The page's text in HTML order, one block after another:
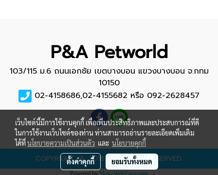
P&A Petworld
103/115 ม.6 ถนนเอกชัย เขตบางบอน แขวงบางบอน จ.กทม
10150
02-4158686,02-4155682 หรือ 092-2628457
COPYRIGHT @ 2018 ALL RIGHTS RESERVED.
Powered by MakeWebEasy.com
เว็บไซต์นี้มีการใช้งานคุกกี้ เพื่อเพิ่มประสิทธิภาพและประสบการณ์ที่ดี
ในการใช้งานเว็บไซต์ของท่าน ท่านสามารถอ่านรายละเอียดเพิ่มเติม
ได้ที่นโยบายความเป็นส่วนตัว และ นโยบายคุกกี้
ตั้งค่าคุกกี้ ยอมรับทั้งหมด